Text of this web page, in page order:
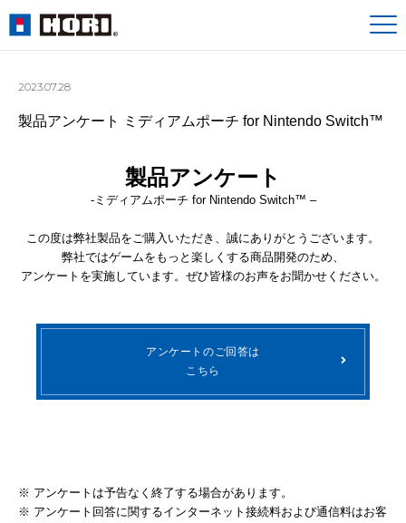
2023.07.28
製品アンケート ミディアムポーチ for Nintendo Switch™
製品アンケート
-ミディアムポーチ for Nintendo Switch™ –
この度は弊社製品をご購入いただき、誠にありがとうございます。
弊社ではゲームをもっと楽しくする商品開発のため、
アンケートを実施しています。ぜひ皆様のお声をお聞かせください。
アンケートのご回答は
こちら
※ アンケートは予告なく終了する場合があります。
※ アンケート回答に関するインターネット接続料および通信料はお客